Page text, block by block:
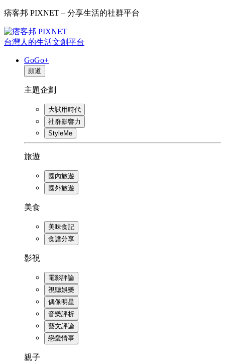
痞客邦 PIXNET – 分享生活的社群平台
台灣人的生活文創平台
GoGo+
頻道
主題企劃
大試用時代
社群影響力
StyleMe
旅遊
國內旅遊
國外旅遊
美食
美味食記
食譜分享
影視
電影評論
視聽娛樂
偶像明星
音樂評析
藝文評論
戀愛情事
親子